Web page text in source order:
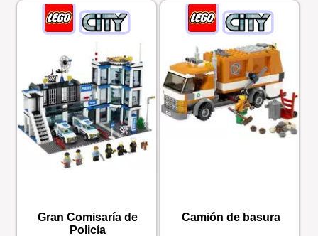
Gran Comisaría de
Policía
Camión de basura